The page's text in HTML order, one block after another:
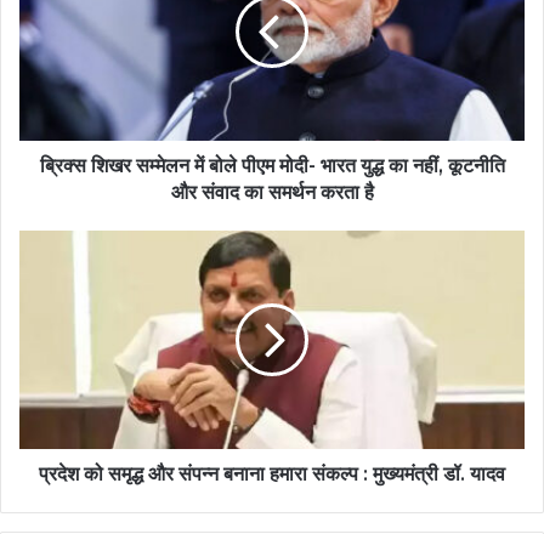
ब्रिक्स शिखर सम्मेलन में बोले पीएम मोदी- भारत युद्ध का नहीं, कूटनीति
और संवाद का समर्थन करता है
प्रदेश को समृद्ध और संपन्न बनाना हमारा संकल्प : मुख्यमंत्री डॉ. यादव